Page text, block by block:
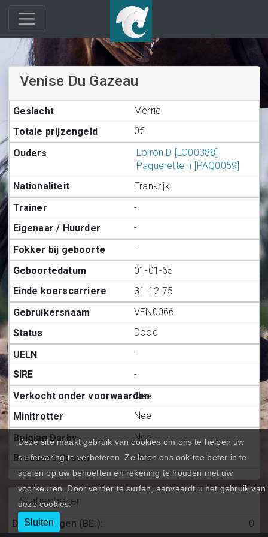
Venise Du Gazeau
Merrie
0€
Loiron D [LO00388]
Paquerette Ii [PAQ0059]
Frankrijk
-
-
-
01-01-65
31-12-75
VEN0066
Dood
-
-
Nee
Nee
Nee
Nee
Statiestieken
Deelnemingen (BE.): 0
Deze site maakt gebruik van cookies om ons te helpen uw
surfervaring te verbeteren. Ze laten ons ook toe beter in te
spelen op uw behoeften en rekening te houden met uw
voorkeuren. Door verder te surfen, aanvaardt u het gebruik van
deze cookies.
Sluiten